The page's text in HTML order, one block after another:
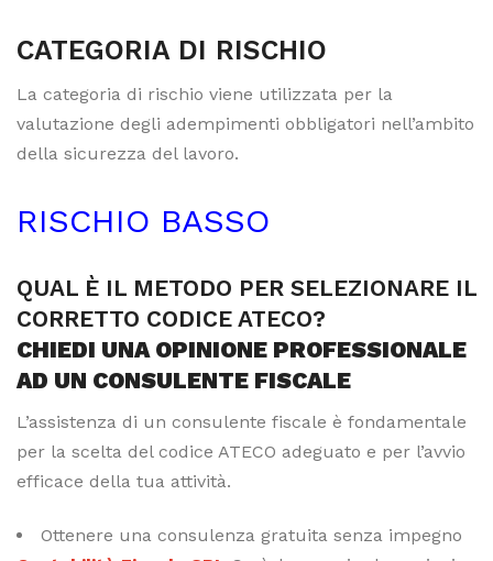
CATEGORIA DI RISCHIO
La categoria di rischio viene utilizzata per la
valutazione degli adempimenti obbligatori nell’ambito
della sicurezza del lavoro.
RISCHIO BASSO
QUAL È IL METODO PER SELEZIONARE IL
CORRETTO CODICE ATECO?
CHIEDI UNA OPINIONE PROFESSIONALE
AD UN CONSULENTE FISCALE
L’assistenza di un consulente fiscale è fondamentale
per la scelta del codice ATECO adeguato e per l’avvio
efficace della tua attività.
Ottenere una consulenza gratuita senza impegno